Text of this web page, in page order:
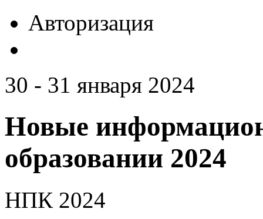
Авторизация
30 - 31 января 2024
Новые
образовании 2024
НПК 2024